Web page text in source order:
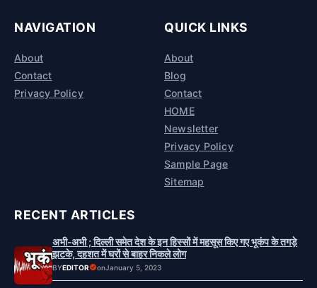
NAVIGATION
About
Contact
Privacy Policy
QUICK LINKS
About
Blog
Contact
HOME
Newsletter
Privacy Policy
Sample Page
Sitemap
RECENT ARTICLES
अभी-अभी ; दिल्ली समेत देश के इन हिस्सों में महसूस किए गए भूकंप के तगड़े
झटके, दहशत में घरों से बाहर निकले लोग
BYEDITOR onJanuary 5, 2023